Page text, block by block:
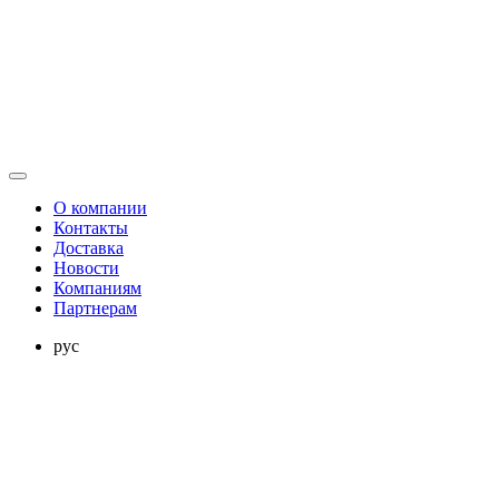
О компании
Контакты
Доставка
Новости
Компаниям
Партнерам
рус